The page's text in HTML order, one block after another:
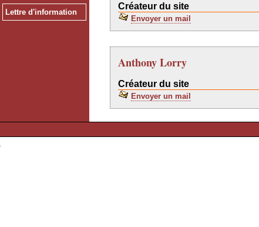
Lettre d'information
Créateur du site
Envoyer un mail
Anthony Lorry
Créateur du site
Envoyer un mail